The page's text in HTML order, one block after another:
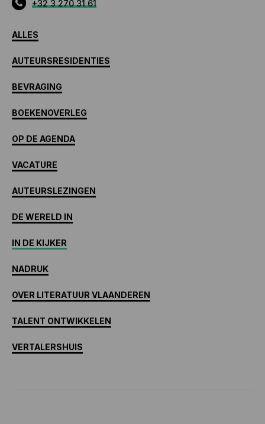
ALLES
AUTEURSRESIDENTIES
BEVRAGING
BOEKENOVERLEG
OP DE AGENDA
VACATURE
AUTEURSLEZINGEN
DE WERELD IN
IN DE KIJKER
NADRUK
OVER LITERATUUR VLAANDEREN
TALENT ONTWIKKELEN
VERTALERSHUIS
+32 3 270 31 61